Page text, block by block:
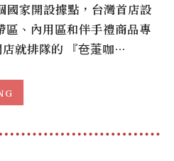
家開設據點，台灣首店設
、內用區和伴手禮商品專
就排隊的 『夿萐咖…